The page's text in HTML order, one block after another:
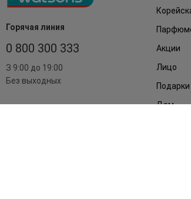
Горячая линия
0 800 300 333
З 9:00 до 19:00
Без выходных
Акции
Лицо
Подарки
Дом